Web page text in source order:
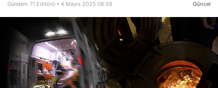
Gündem 71 Editörü • 4 Mayıs 2025 08:56 Güncel